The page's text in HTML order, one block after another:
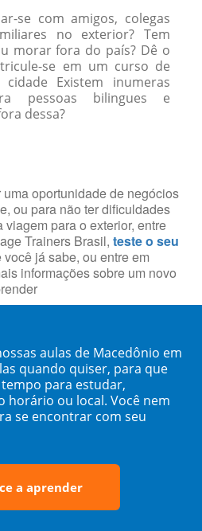
se com amigos, colegas
no exterior? Tem
morar fora do país? Dê o
se em um curso de
Existem inumeras
pessoas bilingues e
dessa?
oportunidade de negócios
ou para não ter dificuldades
para o exterior, entre
Trainers Brasil, teste o seu
já sabe, ou entre em
informações sobre um novo
aulas de Macedônio em
quando quiser, para que
para estudar,
horário ou local. Você nem
se encontrar com seu
a aprender